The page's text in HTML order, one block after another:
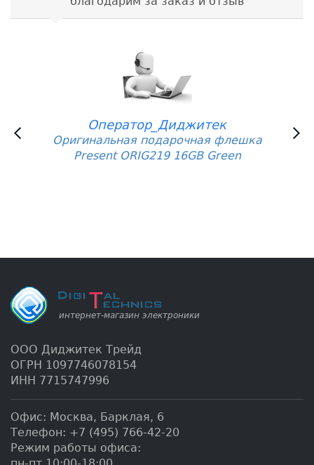
Оператор_Диджитек
Оригинальная подарочная флешка
Present ORIG219 16GB Green
ООО Диджитек Трейд
ОГРН 1097746078154
ИНН 7715747996
Офис: Москва, Барклая, 6
Телефон: +7 (495) 766-42-20
Режим работы офиса: